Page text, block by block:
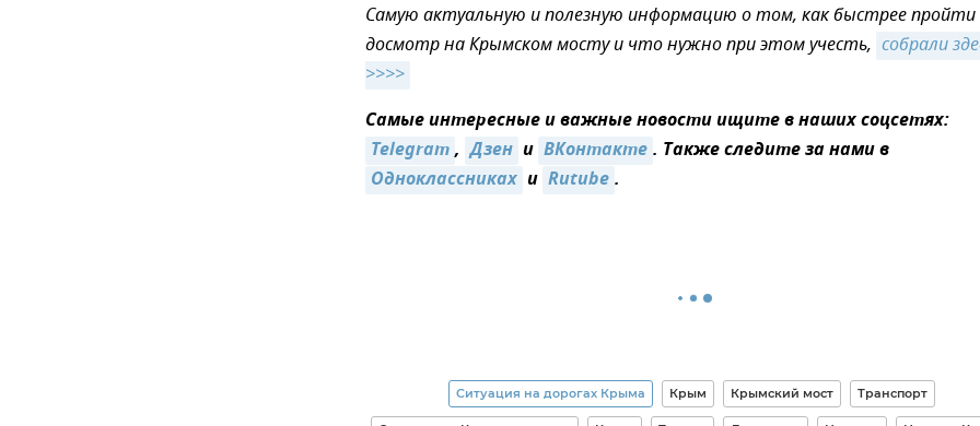
Самую актуальную и полезную информацию о том, как быстрее пройти
досмотр на Крымском мосту и что нужно при этом учесть, собрали
>>>>
Самые интересные и важные новости ищите в наших соцсетях:
Telegram, Дзен и ВКонтакте. Также следите за нами в
Одноклассниках и Rutube.
Ситуация на дорогах Крыма Крым Крымский мост Транспорт